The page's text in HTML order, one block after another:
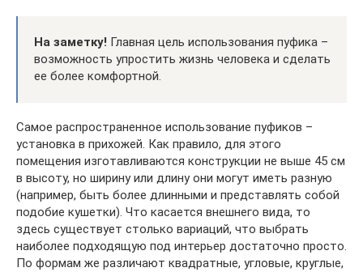
На заметку! Главная цель использования пуфика –
возможность упростить жизнь человека и сделать
ее более комфортной.
Самое распространенное использование пуфиков –
установка в прихожей. Как правило, для этого
помещения изготавливаются конструкции не выше 45 см
в высоту, но ширину или длину они могут иметь разную
(например, быть более длинными и представлять собой
подобие кушетки). Что касается внешнего вида, то
здесь существует столько вариаций, что выбрать
наиболее подходящую под интерьер достаточно просто.
По формам же различают квадратные, угловые, круглые,